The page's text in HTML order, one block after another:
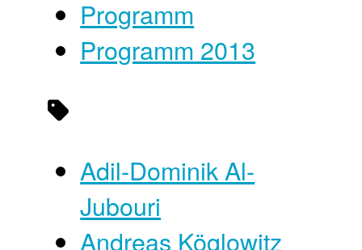
Programm
Programm 2013
Adil-Dominik Al-
Jubouri
Andreas Köglowitz